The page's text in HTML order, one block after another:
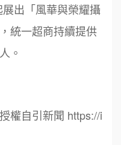
出「風華與榮耀攝
統一超商持續提供
。
權自引新聞 https://i
新竹市
200萬~400萬
高雄市